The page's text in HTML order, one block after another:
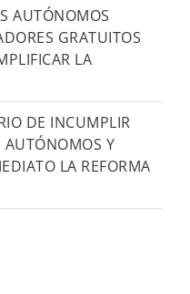
AUTÓNOMOS
GRATUITOS
LA
DE INCUMPLIR
AUTÓNOMOS Y
LA REFORMA